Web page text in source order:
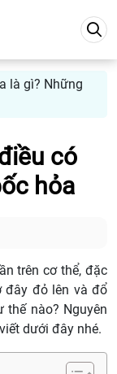
là gì? Những
có
hỏa
trên cơ thể, đặc
đây đỏ lên và đổ
thế nào? Nguyên
dưới đây nhé.